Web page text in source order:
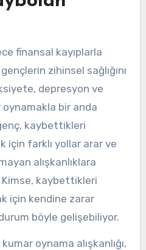
finansal kayıplarla
zihinsel sağlığını
depresyon ve
bir anda
kaybettikleri
için farklı yollar arar ve
alışkanlıklara
kaybettikleri
için kendine zarar
böyle gelişebiliyor.
oynama alışkanlığı,